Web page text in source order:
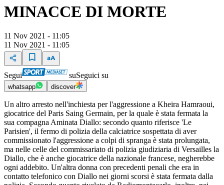
MINACCE DI MORTE
11 Nov 2021 - 11:05
11 Nov 2021 - 11:05
Segui suSeguici su
whatsapp discover
Un altro arresto nell'inchiesta per l'aggressione a Kheira Hamraoui,
giocatrice del Paris Saing Germain, per la quale è stata fermata la
sua compagna Aminata Diallo: secondo quanto riferisce 'Le
Parisien', il fermo di polizia della calciatrice sospettata di aver
commissionato l'aggressione a colpi di spranga è stata prolungata,
ma nelle celle del commissariato di polizia giudiziaria di Versailles la
Diallo, che è anche giocatrice della nazionale francese, negherebbe
ogni addebito. Un'altra donna con precedenti penali che era in
contatto telefonico con Diallo nei giorni scorsi è stata fermata dalla